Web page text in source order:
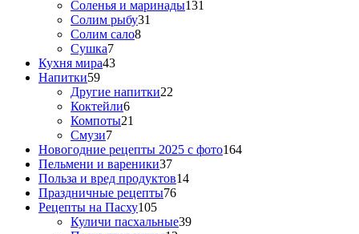
Соленья и маринады131
Солим рыбу31
Солим сало8
Сушка7
Кухня мира43
Напитки59
Другие напитки22
Коктейли6
Компоты21
Смузи7
Новогодние рецепты 2025 с фото164
Пельмени и вареники37
Польза и вред продуктов14
Праздничные рецепты76
Рецепты на Пасху105
Куличи пасхальные39